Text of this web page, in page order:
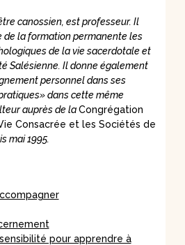
canossien, est professeur. Il
de la formation permanente les
de la vie sacerdotale et
Salésienne. Il donne également
personnel dans ses
dans cette même
auprès de laCongrégation
Consacrée et les Sociétés de
mai 1995.
pour apprendre à